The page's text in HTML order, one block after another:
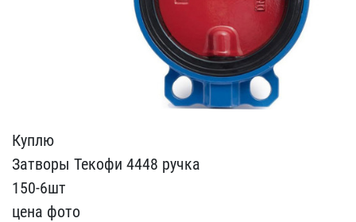
Куплю
Затворы Текофи 44​48 ручка
150-6шт
цена ф​ото